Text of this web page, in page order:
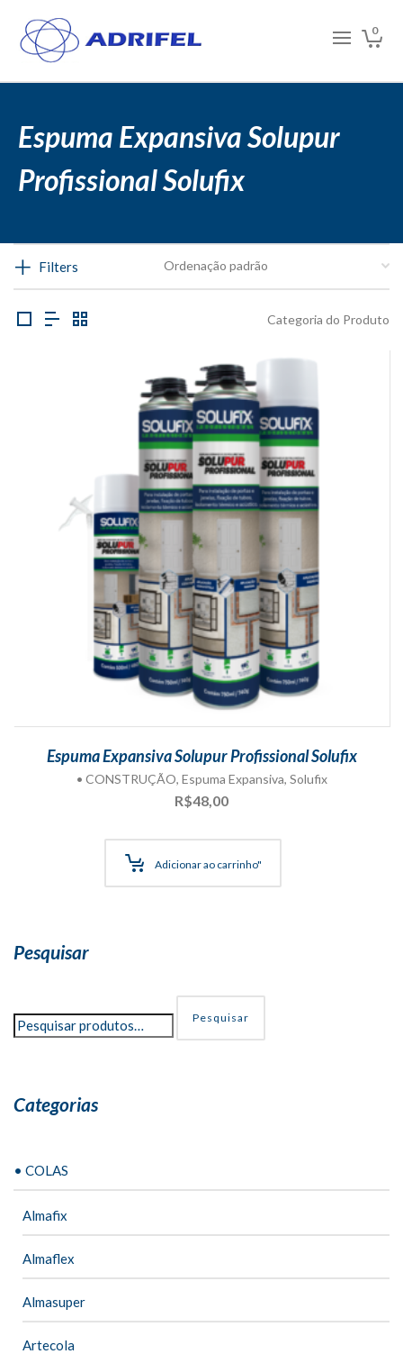
0
Espuma Expansiva Solupur
Profissional Solufix
Filters
Categoria do Produto
Espuma Expansiva Solupur Profissional Solufix
• CONSTRUÇÃO, Espuma Expansiva, Solufix
R$48,00
Adicionar ao carrinho"
Pesquisar
Pesquisar
Categorias
• COLAS
Almafix
Almaflex
Almasuper
Artecola